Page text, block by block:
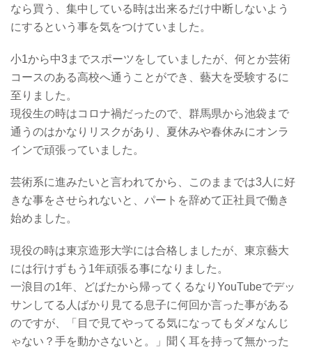
なら買う、集中している時は出来るだけ中断しないよう
にするという事を気をつけていました。
小1から中3までスポーツをしていましたが、何とか芸術
コースのある高校へ通うことができ、藝大を受験するに
至りました。
現役生の時はコロナ禍だったので、群馬県から池袋まで
通うのはかなりリスクがあり、夏休みや春休みにオンラ
インで頑張っていました。
芸術系に進みたいと言われてから、このままでは3人に好
きな事をさせられないと、パートを辞めて正社員で働き
始めました。
現役の時は東京造形大学には合格しましたが、東京藝大
には行けずもう1年頑張る事になりました。
一浪目の1年、どばたから帰ってくるなりYouTubeでデッ
サンしてる人ばかり見てる息子に何回か言った事がある
のですが、「目で見てやってる気になってもダメなんじ
ゃない？手を動かさないと。」聞く耳を持って無かった